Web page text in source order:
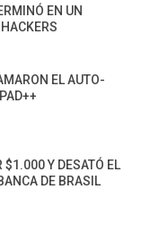
EN UN
EL AUTO-
$1.000 Y DESATÓ EL
DE BRASIL